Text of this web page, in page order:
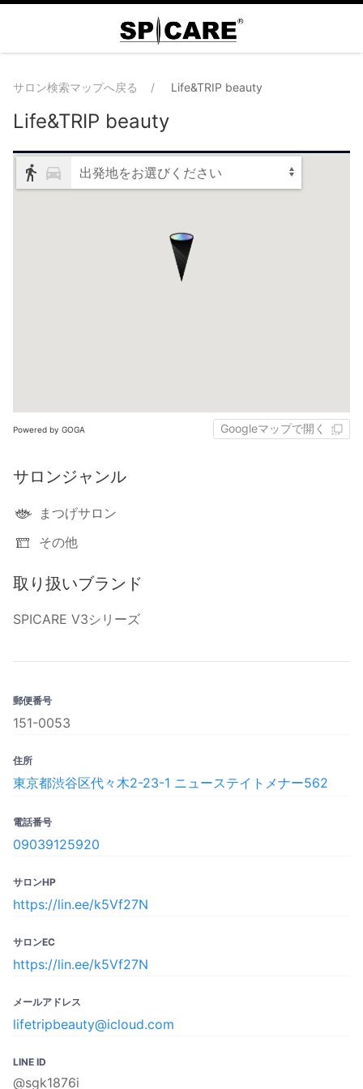
サロン検索マップへ戻る Life&TRIP beauty
Life&TRIP beauty
出発地をお選びください
Powered by GOGA Googleマップで開く
サロンジャンル
まつげサロン
その他
取り扱いブランド
SPICARE V3シリーズ
郵便番号
151-0053
住所
東京都渋谷区代々木2-23-1 ニューステイトメナー562
電話番号
09039125920
サロンHP
https://lin.ee/k5Vf27N
サロンEC
https://lin.ee/k5Vf27N
メールアドレス
lifetripbeauty@icloud.com
LINE ID
@sgk1876i